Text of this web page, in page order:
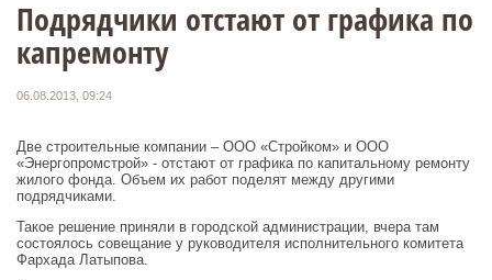
Подрядчики отстают от графика по
капремонту
06.08.2013, 09:24
Две строительные компании – ООО «Стройком» и ООО
«Энергопромстрой» - отстают от графика по капитальному ремонту
жилого фонда. Объем их работ поделят между другими
подрядчиками.
Такое решение приняли в городской администрации, вчера там
состоялось совещание у руководителя исполнительного комитета
Фархада Латыпова.